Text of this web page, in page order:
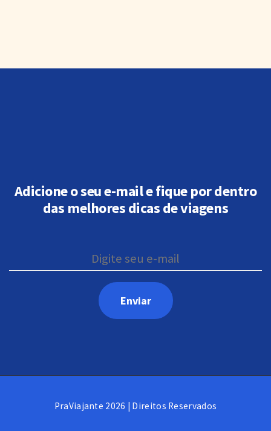
Adicione o seu e-mail e fique por dentro
das melhores dicas de viagens
PraViajante 2026 | Direitos Reservados